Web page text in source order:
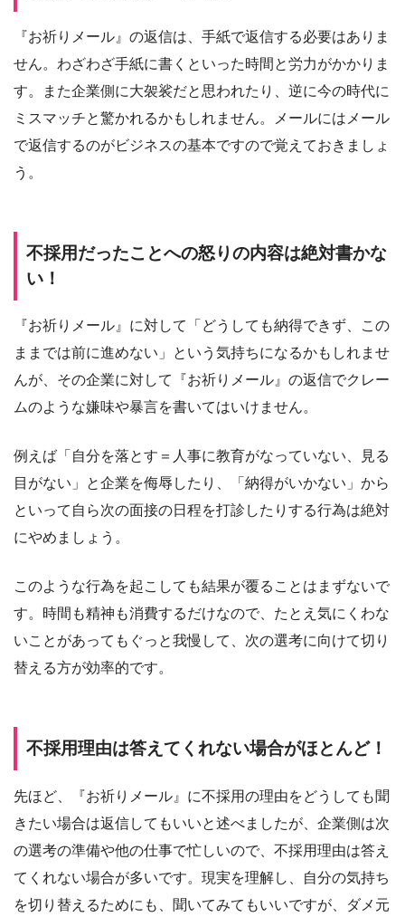
『お祈りメール』の返信は、手紙で返信する必要はありま
せん。わざわざ手紙に書くといった時間と労力がかかりま
す。また企業側に大袈裟だと思われたり、逆に今の時代に
ミスマッチと驚かれるかもしれません。メールにはメール
で返信するのがビジネスの基本ですので覚えておきましょ
う。
不採用だったことへの怒りの内容は絶対書かな
い！
『お祈りメール』に対して「どうしても納得できず、この
ままでは前に進めない」という気持ちになるかもしれませ
んが、その企業に対して『お祈りメール』の返信でクレー
ムのような嫌味や暴言を書いてはいけません。
例えば「自分を落とす＝人事に教育がなっていない、見る
目がない」と企業を侮辱したり、「納得がいかない」から
といって自ら次の面接の日程を打診したりする行為は絶対
にやめましょう。
このような行為を起こしても結果が覆ることはまずないで
す。時間も精神も消費するだけなので、たとえ気にくわな
いことがあってもぐっと我慢して、次の選考に向けて切り
替える方が効率的です。
不採用理由は答えてくれない場合がほとんど！
先ほど、『お祈りメール』に不採用の理由をどうしても聞
きたい場合は返信してもいいと述べましたが、企業側は次
の選考の準備や他の仕事で忙しいので、不採用理由は答え
てくれない場合が多いです。現実を理解し、自分の気持ち
を切り替えるためにも、聞いてみてもいいですが、ダメ元